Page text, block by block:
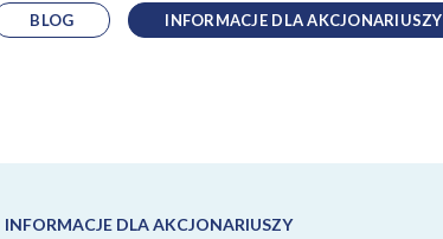
BLOG INFORMACJE DLA AKCJONARIUSZY
INFORMACJE DLA AKCJONARIUSZY